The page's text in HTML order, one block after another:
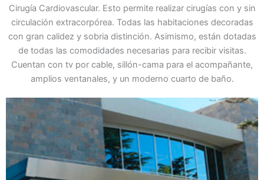
Cirugía Cardiovascular. Esto permite realizar cirugías con y sin
circulación extracorpórea. Todas las habitaciones decoradas
con gran calidez y sobria distinción. Asimismo, están dotadas
de todas las comodidades necesarias para recibir visitas.
Cuentan con tv por cable, sillón-cama para el acompañante,
amplios ventanales, y un moderno cuarto de baño.